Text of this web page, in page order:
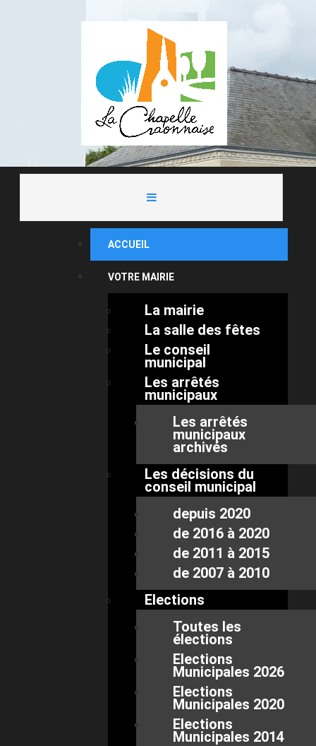
ACCUEIL
VOTRE MAIRIE
La mairie
La salle des fêtes
Le conseil
municipal
Les arrêtés
municipaux
Les arrêtés
municipaux
archivés
Les décisions du
conseil municipal
depuis 2020
de 2016 à 2020
de 2011 à 2015
de 2007 à 2010
Elections
Toutes les
élections
Elections
Municipales 2026
Elections
Municipales 2020
Elections
Municipales 2014